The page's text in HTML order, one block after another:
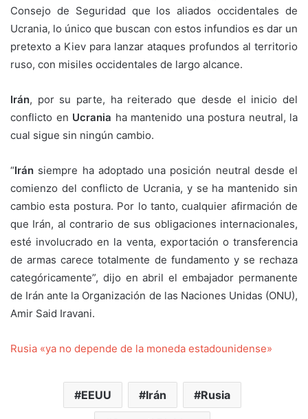
Consejo de Seguridad que los aliados occidentales de
Ucrania, lo único que buscan con estos infundios es dar un
pretexto a Kiev para lanzar ataques profundos al territorio
ruso, con misiles occidentales de largo alcance.
Irán, por su parte, ha reiterado que desde el inicio del
conflicto en Ucrania ha mantenido una postura neutral, la
cual sigue sin ningún cambio.
“Irán siempre ha adoptado una posición neutral desde el
comienzo del conflicto de Ucrania, y se ha mantenido sin
cambio esta postura. Por lo tanto, cualquier afirmación de
que Irán, al contrario de sus obligaciones internacionales,
esté involucrado en la venta, exportación o transferencia
de armas carece totalmente de fundamento y se rechaza
categóricamente”, dijo en abril el embajador permanente
de Irán ante la Organización de las Naciones Unidas (ONU),
Amir Said Iravani.
Rusia «ya no depende de la moneda estadounidense»
EEUU Irán Rusia